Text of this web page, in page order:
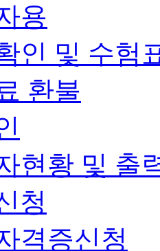
용
인 및 수험
환불
현황 및 출
청
격증신청